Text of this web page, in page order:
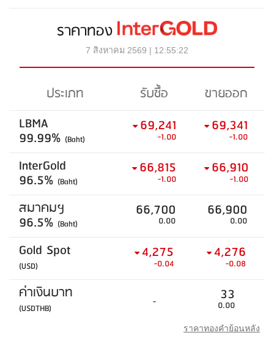
ราคาทอง
7 สิงหาคม 2569 | 12:55:22
ประเภท รับซื้อ
ขายออก
LBMA
99.99% (Baht)
69,241
-1.00
69,341
-1.00
InterGold
96.5% (Baht)
66,815
-1.00
66,910
-1.00
สมาคมฯ
96.5% (Baht)
66,700
0.00
66,900
0.00
Gold Spot
(USD)
4,275
-0.04
4,276
-0.08
ค่าเงินบาท
(USDTHB) - 33
0.00
ราคาทองคำย้อนหลัง